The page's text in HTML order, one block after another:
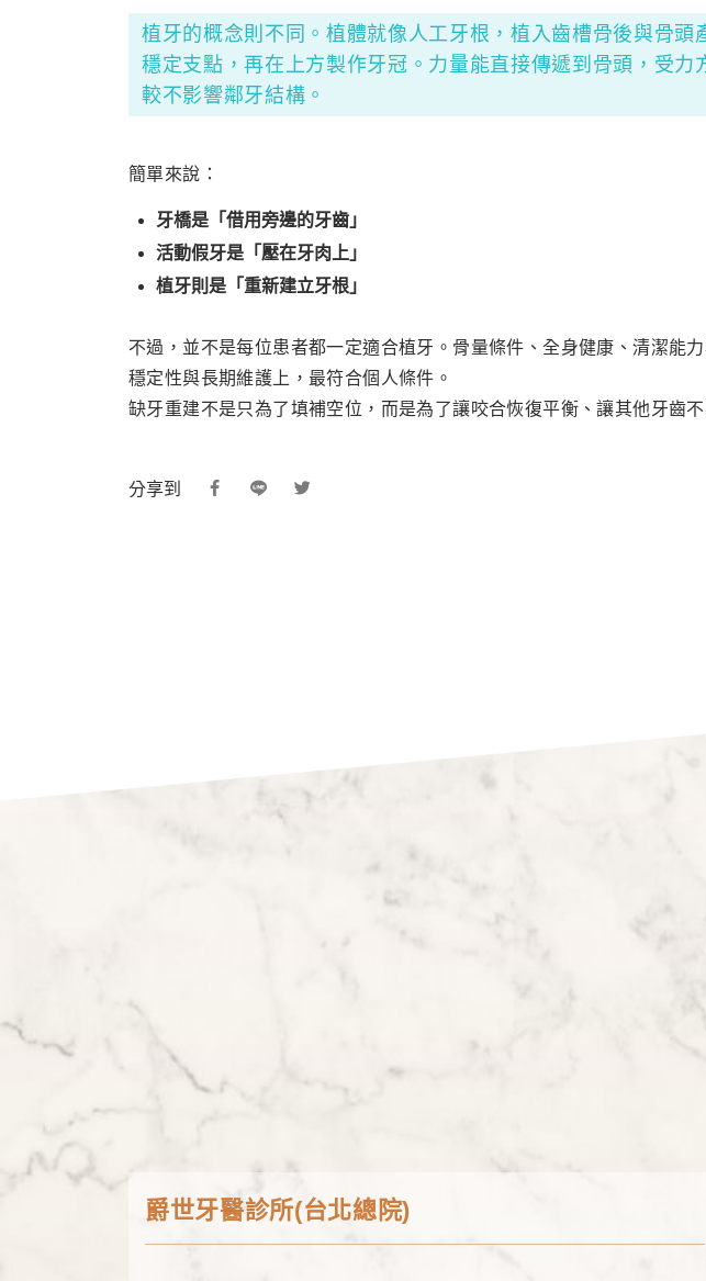
植牙的概念則不同。植體就像人工牙根，植入齒槽骨後與骨頭
穩定支點，再在上方製作牙冠。力量能直接傳遞到骨頭，受力
較不影響鄰牙結構。
簡單來說：
牙橋是「借用旁邊的牙齒」
活動假牙是「壓在牙肉上」
植牙則是「重新建立牙根」
不過，並不是每位患者都一定適合植牙。骨量條件、全身健康、清潔能
穩定性與長期維護上，最符合個人條件。
缺牙重建不是只為了填補空位，而是為了讓咬合恢復平衡、讓其他牙齒
分享到
爵世牙醫診所(台北總院)